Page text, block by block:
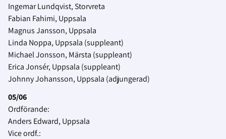
Ingemar Lundqvist, Storvreta
Fabian Fahimi, Uppsala
Magnus Jansson, Uppsala
Linda Noppa, Uppsala (suppleant)
Michael Jonsson, Märsta (suppleant)
Erica Jonsér, Uppsala (suppleant)
Johnny Johansson, Uppsala (adjungerad)
05/06
Ordförande:
Anders Edward, Uppsala
Vice ordf.: